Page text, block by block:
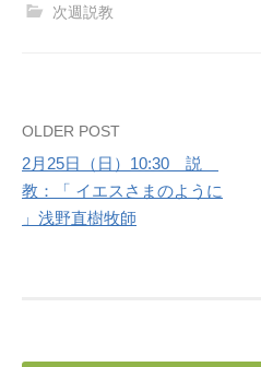
次週説教
Post
navigation
OLDER POST
2月25日（日）10:30 説
教：「 イエスさまのように
」浅野直樹牧師